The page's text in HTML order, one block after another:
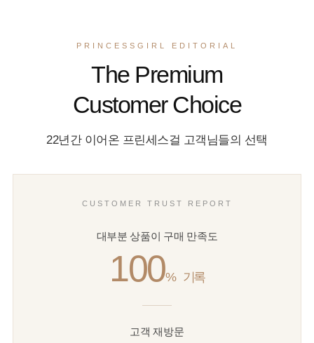
PRINCESSGIRL EDITORIAL
The Premium
Customer Choice
22년간 이어온 프린세스걸 고객님들의 선택
CUSTOMER TRUST REPORT
대부분 상품이 구매 만족도
100% 기록
고객 재방문